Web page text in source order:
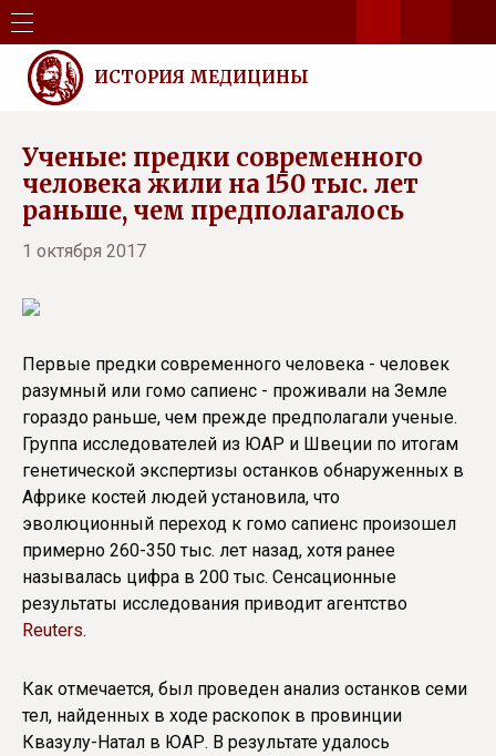
ИСТОРИЯ МЕДИЦИНЫ
Ученые: предки современного
человека жили на 150 тыс. лет
раньше, чем предполагалось
1 октября 2017
Первые предки современного человека - человек
разумный или гомо сапиенс - проживали на Земле
гораздо раньше, чем прежде предполагали ученые.
Группа исследователей из ЮАР и Швеции по итогам
генетической экспертизы останков обнаруженных в
Африке костей людей установила, что
эволюционный переход к гомо сапиенс произошел
примерно 260-350 тыс. лет назад, хотя ранее
называлась цифра в 200 тыс. Сенсационные
результаты исследования приводит агентство
Reuters.
Как отмечается, был проведен анализ останков семи
тел, найденных в ходе раскопок в провинции
Квазулу-Натал в ЮАР. В результате удалось